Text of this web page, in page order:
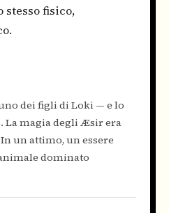
stesso fisico,
dei figli di Loki — e lo
magia degli Æsir era
un attimo, un essere
dominato